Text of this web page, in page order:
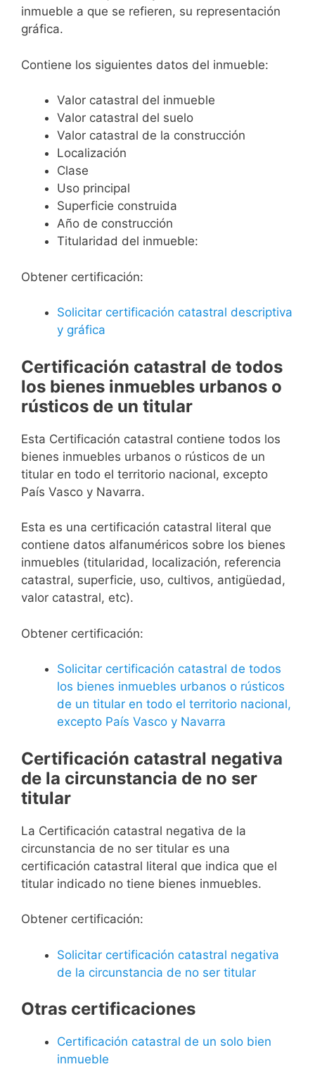
inmueble a que se refieren, su representación
gráfica.
Contiene los siguientes datos del inmueble:
Valor catastral del inmueble
Valor catastral del suelo
Valor catastral de la construcción
Localización
Clase
Uso principal
Superficie construida
Año de construcción
Titularidad del inmueble:
Obtener certificación:
Solicitar certificación catastral descriptiva
y gráfica
Certificación catastral de todos
los bienes inmuebles urbanos o
rústicos de un titular
Esta Certificación catastral contiene todos los
bienes inmuebles urbanos o rústicos de un
titular en todo el territorio nacional, excepto
País Vasco y Navarra.
Esta es una certificación catastral literal que
contiene datos alfanuméricos sobre los bienes
inmuebles (titularidad, localización, referencia
catastral, superficie, uso, cultivos, antigüedad,
valor catastral, etc).
Obtener certificación:
Solicitar certificación catastral de todos
los bienes inmuebles urbanos o rústicos
de un titular en todo el territorio nacional,
excepto País Vasco y Navarra
Certificación catastral negativa
de la circunstancia de no ser
titular
La Certificación catastral negativa de la
circunstancia de no ser titular es una
certificación catastral literal que indica que el
titular indicado no tiene bienes inmuebles.
Obtener certificación:
Solicitar certificación catastral negativa
de la circunstancia de no ser titular
Otras certificaciones
Certificación catastral de un solo bien
inmueble